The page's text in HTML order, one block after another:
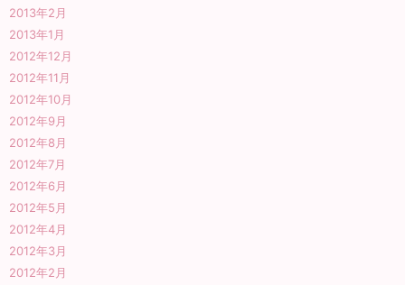
2013年2月
2013年1月
2012年12月
2012年11月
2012年10月
2012年9月
2012年8月
2012年7月
2012年6月
2012年5月
2012年4月
2012年3月
2012年2月